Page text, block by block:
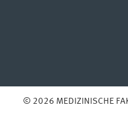
© 2026 MEDIZINISCHE